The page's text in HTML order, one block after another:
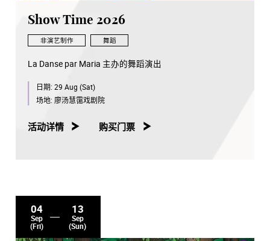
演出及购票详情：
【加场演出场次】
—— 2026年9月29日至10月3日
【票价】 $890／$690／$490
加场门票 6月3日（星期三）早上10点起
Show Time 2026
非演艺制作 舞蹈
La Danse par Maria 主办的舞蹈演出
日期: 29 Aug (Sat)
场地: 廖汤慧霭戏剧院
活动详情 购买门票
04
Sep
(Fri)
13
Sep
(Sun)